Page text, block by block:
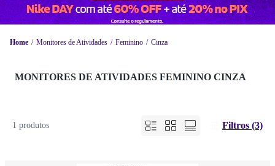
Home Monitores de Atividades Feminino Cinza
MONITORES DE ATIVIDADES FEMININO CINZA
1 produtos Filtros (3)